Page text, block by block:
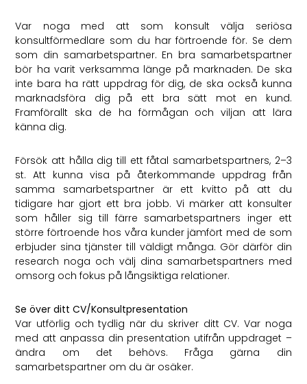
Var noga med att som konsult välja seriösa
konsultförmedlare som du har förtroende för. Se dem
som din samarbetspartner. En bra samarbetspartner
bör ha varit verksamma länge på marknaden. De ska
inte bara ha rätt uppdrag för dig, de ska också kunna
marknadsföra dig på ett bra sätt mot en kund.
Framförallt ska de ha förmågan och viljan att lära
känna dig.
Försök att hålla dig till ett fåtal samarbetspartners, 2–3
st. Att kunna visa på återkommande uppdrag från
samma samarbetspartner är ett kvitto på att du
tidigare har gjort ett bra jobb. Vi märker att konsulter
som håller sig till färre samarbetspartners inger ett
större förtroende hos våra kunder jämfört med de som
erbjuder sina tjänster till väldigt många. Gör därför din
research noga och välj dina samarbetspartners med
omsorg och fokus på långsiktiga relationer.
Se över ditt CV/Konsultpresentation
Var utförlig och tydlig när du skriver ditt CV. Var noga
med att anpassa din presentation utifrån uppdraget –
ändra om det behövs. Fråga gärna din
samarbetspartner om du är osäker.